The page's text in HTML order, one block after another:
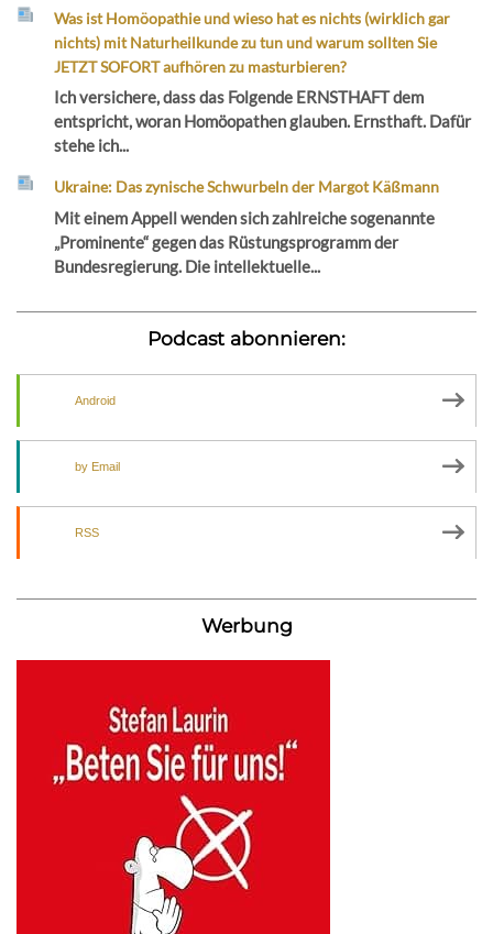
Was ist Homöopathie und wieso hat es nichts (wirklich gar
nichts) mit Naturheilkunde zu tun und warum sollten Sie
JETZT SOFORT aufhören zu masturbieren?
Ich versichere, dass das Folgende ERNSTHAFT dem
entspricht, woran Homöopathen glauben. Ernsthaft. Dafür
stehe ich...
Ukraine: Das zynische Schwurbeln der Margot Käßmann
Mit einem Appell wenden sich zahlreiche sogenannte
„Prominente“ gegen das Rüstungsprogramm der
Bundesregierung. Die intellektuelle...
Podcast abonnieren:
Android
by Email
RSS
Werbung